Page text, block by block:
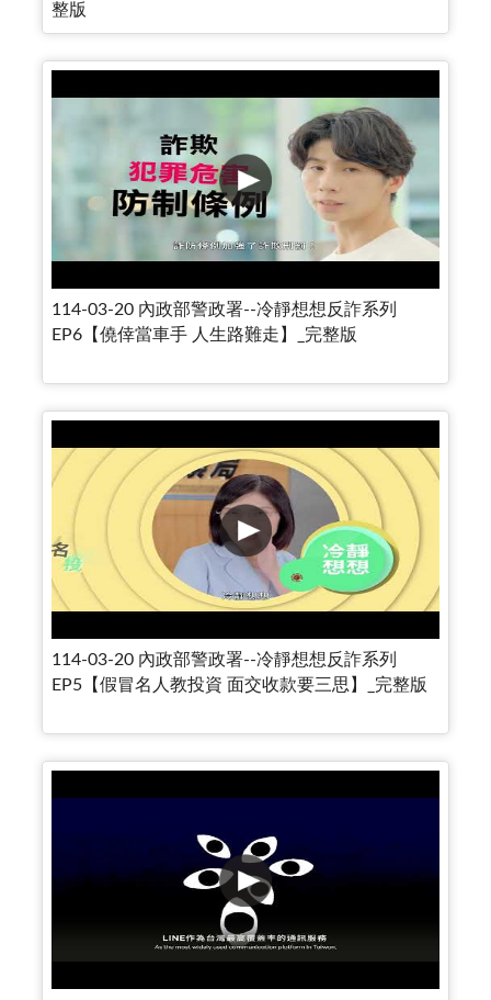
整版
114-03-20 內政部警政署--冷靜想想反詐系列
EP6【僥倖當車手 人生路難走】_完整版
114-03-20 內政部警政署--冷靜想想反詐系列
EP5【假冒名人教投資 面交收款要三思】_完整版